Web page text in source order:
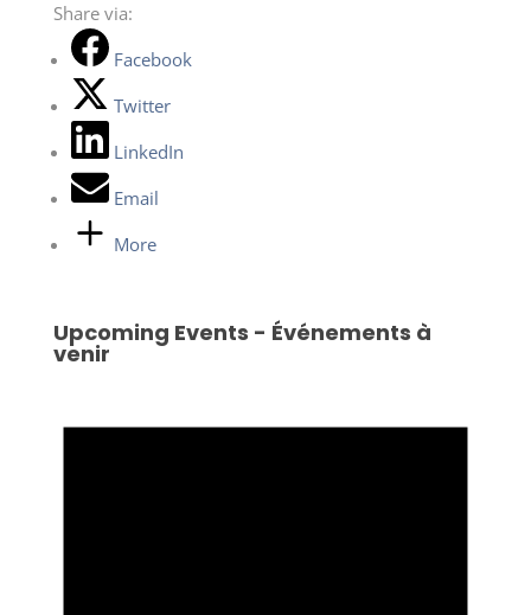
Share via:
Facebook
Twitter
LinkedIn
Email
More
Upcoming Events - Événements à
venir